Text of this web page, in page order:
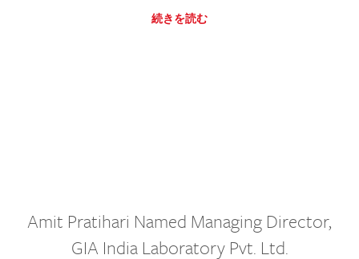
続きを読む
Amit Pratihari Named Managing Director,
GIA India Laboratory Pvt. Ltd.